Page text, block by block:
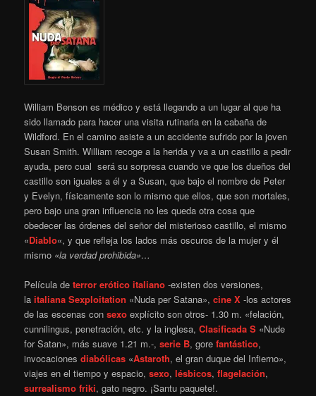
William Benson es médico y está llegando a un lugar al que ha
sido llamado para hacer una visita rutinaria en la cabaña de
Wildford. En el camino asiste a un accidente sufrido por la joven
Susan Smith. William recoge a la herida y va a un castillo a pedir
ayuda, pero cual será su sorpresa cuando ve que los dueños del
castillo son iguales a él y a Susan, que bajo el nombre de Peter
y Evelyn, físicamente son lo mismo que ellos, que son mortales,
pero bajo una gran influencia no les queda otra cosa que
obedecer las órdenes del señor del misterioso castillo, el mismo
«Diablo«, y que refleja los lados más oscuros de la mujer y él
mismo «la verdad prohibida»…
Película deterror erótico italiano -existen dos versiones,
laitaliana Sexploitation «Nuda per Satana»,cine X -los actores
de las escenas consexo explícito son otros- 1.30 m. «felación,
cunnilingus, penetración, etc. y la inglesa,Clasificada S «Nude
for Satan», más suave 1.21 m.-,serie B, gorefantástico,
invocacionesdiabólicas «Astaroth, el gran duque del Infierno»,
viajes en el tiempo y espacio,sexo,lésbicos,flagelación,
surrealismo friki, gato negro. ¡Santu paquete!.